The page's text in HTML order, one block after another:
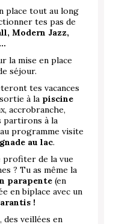
place tout au long
tes pas de
Modern Jazz,
la mise en place
séjour.
tes vacances
à la piscine
accrobranche,
partirons à la
au programme visite
au lac.
profiter de la vue
? Tu as même la
parapente (en
en biplace avec un
!
veillées en